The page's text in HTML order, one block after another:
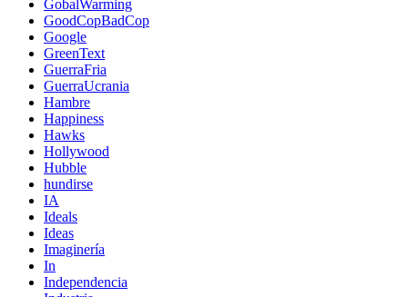
GobalWarming
GoodCopBadCop
Google
GreenText
GuerraFria
GuerraUcrania
Hambre
Happiness
Hawks
Hollywood
Hubble
hundirse
IA
Ideals
Ideas
Imaginería
In
Independencia